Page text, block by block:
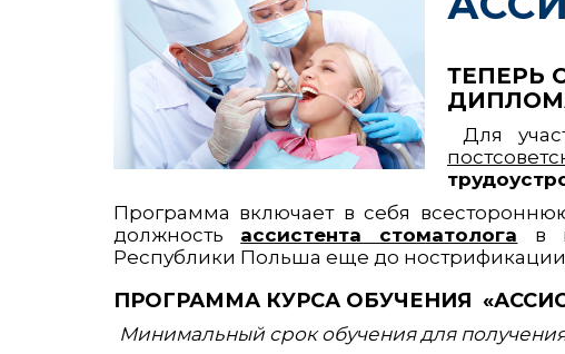
ТЕПЕРЬ
Для
Программа включает в себя
должность ассистента стоматолога в
Республики Польша еще до
ПРОГРАММА КУРСА ОБУЧЕНИЯ
Минимальный срок обучения для